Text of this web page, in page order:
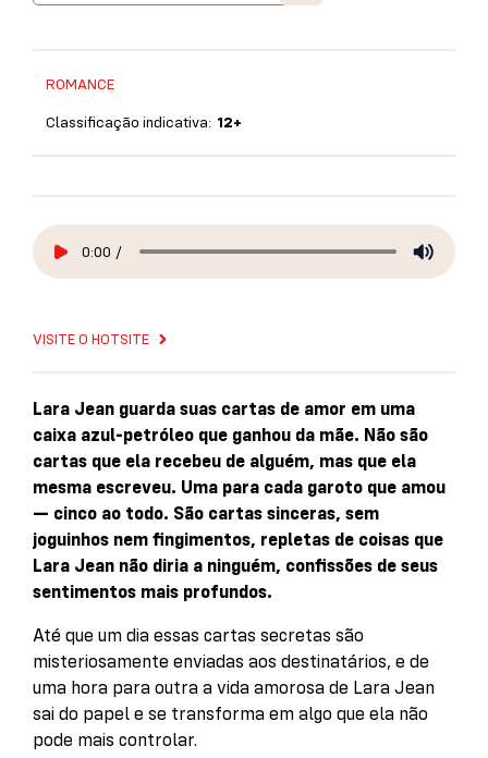
ROMANCE
Classificação indicativa: 12+
0:00 /
VISITE O HOTSITE
Lara Jean guarda suas cartas de amor em uma
caixa azul-petróleo que ganhou da mãe. Não são
cartas que ela recebeu de alguém, mas que ela
mesma escreveu. Uma para cada garoto que amou
— cinco ao todo. São cartas sinceras, sem
joguinhos nem fingimentos, repletas de coisas que
Lara Jean não diria a ninguém, confissões de seus
sentimentos mais profundos.
Até que um dia essas cartas secretas são
misteriosamente enviadas aos destinatários, e de
uma hora para outra a vida amorosa de Lara Jean
sai do papel e se transforma em algo que ela não
pode mais controlar.